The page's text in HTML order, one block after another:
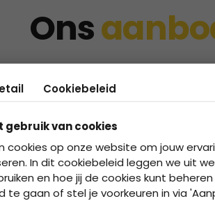
Ons
Gemiddelde van
Cookiebeleid
gebruik van cookies
cookies op onze website om jouw
In dit cookiebeleid leggen we uit
en hoe jij de cookies kunt beheren
te gaan of stel je voorkeuren in via